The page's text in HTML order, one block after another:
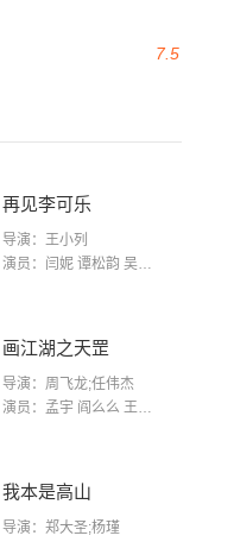
7.5
再见李可乐
导演：王小列
演员：闫妮 谭松韵 吴京 蒋龙 赵小棠 冯雷 李虎城 平安 小七 小可乐
画江湖之天罡
导演：周飞龙;任伟杰
演员：孟宇 阎么么 王凯 郭政建 阎萌萌 杨默 高枫 齐斯伽 刘芊含 马程
我本是高山
导演：郑大圣;杨瑾